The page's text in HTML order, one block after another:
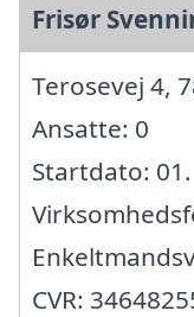
Frisør
Terosevej 4,
Ansatte: 0
Startdato:
CVR: